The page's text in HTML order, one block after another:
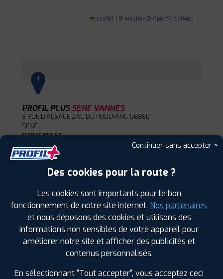
Leaflet | © Mapbox © OpenStreetMap
1
PROFIL PLUSSENE VANNES
3 RUE D'ALSACE ZAC DU POULFANC 56860
SENE
0297689147
HORAIRES | +D'INFOS
PROFIL PLUSAURAY
ZA DE TOUL GARROS BP 225
56400 AURAY
0297242448
HORAIRES | +D'INFOS
Continuer sans accepter >
Des cookies pour la route ?
Les cookies sont importants pour le bon
fonctionnement de notre site internet. Nos partenaires
et nous déposons des cookies et utilisons des
informations non sensibles de votre appareil pour
améliorer notre site et afficher des publicités et
contenus personnalisés.
En sélectionnant "Tout accepter", vous acceptez ceci